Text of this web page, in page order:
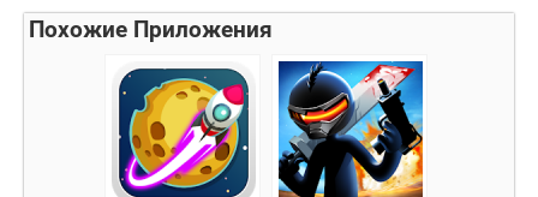
Похожие Приложения